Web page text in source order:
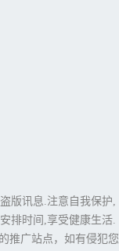
版讯息.注意自我保护,
排时间,享受健康生活.
推广站点，如有侵犯您